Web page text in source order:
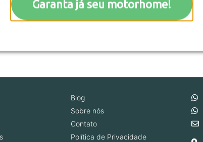
Garanta já seu motorhome!
Blog
Sobre nós
Contato
Política de Privacidade